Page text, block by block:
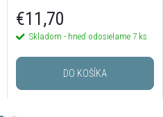
€11,70
Skladom - hneď odosielame 7 ks
DO KOŠÍKA